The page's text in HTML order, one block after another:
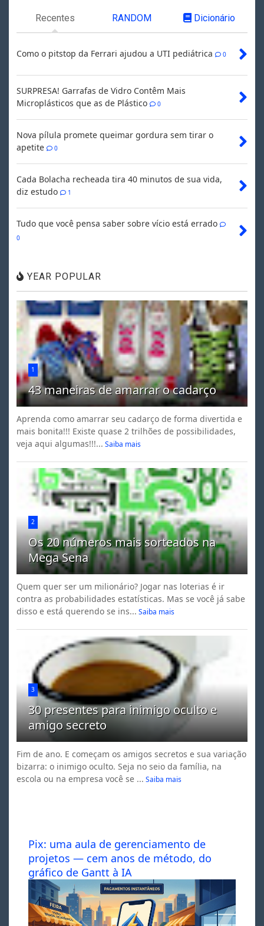
Recentes RANDOM Dicionário
Como o pitstop da Ferrari ajudou a UTI pediátrica 0
SURPRESA! Garrafas de Vidro Contêm Mais
Microplásticos que as de Plástico
0
Nova pílula promete queimar gordura sem tirar o
apetite
0
Cada Bolacha recheada tira 40 minutos de sua vida,
diz estudo
1
Tudo que você pensa saber sobre vício está errado
0
YEAR POPULAR
1
43 maneiras de amarrar o cadarço
Aprenda como amarrar seu cadarço de forma divertida e
mais bonita!!! Existe quase 2 trilhões de possibilidades,
veja aqui algumas!!!... Saiba mais
2
Os 20 números mais sorteados na
Mega Sena
Quem quer ser um milionário? Jogar nas loterias é ir
contra as probabilidades estatísticas. Mas se você já sabe
disso e está querendo se ins... Saiba mais
3
30 presentes para inimigo oculto e
amigo secreto
Fim de ano. E começam os amigos secretos e sua variação
bizarra: o inimigo oculto. Seja no seio da família, na
escola ou na empresa você se ... Saiba mais
Pix: uma aula de gerenciamento de
projetos — cem anos de método, do
gráfico de Gantt à IA